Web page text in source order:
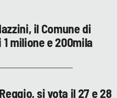
il Comune di
milione e 200mila
si vota il 27 e 28